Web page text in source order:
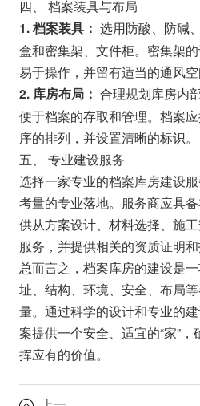
四、 档案装具与布局
1. 档案装具： 选用防酸、防碱
盒和密集架、文件柜。密集架的
易于操作，并留有适当的通风空
2. 库房布局： 合理规划库房内
便于档案的存取和管理。档案
序的排列，并设置清晰的标识。
五、 专业建设服务
选择一家专业的档案库房建设
考量的专业落地。服务商应具
供从方案设计、材料选择、施
服务，并提供相关的资质证明和
总而言之，档案库房的建设是
址、结构、环境、安全、布局
量。通过科学的设计和专业的
案提供一个安全、适宜的“家”
挥应有的价值。